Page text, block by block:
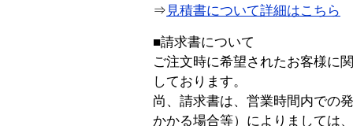
⇒ 見積書について詳細はこちら
■請求書について
ご注文時に希望されたお客様に
しております。
尚、請求書は、営業時間内での
かかる場合等）によりましては